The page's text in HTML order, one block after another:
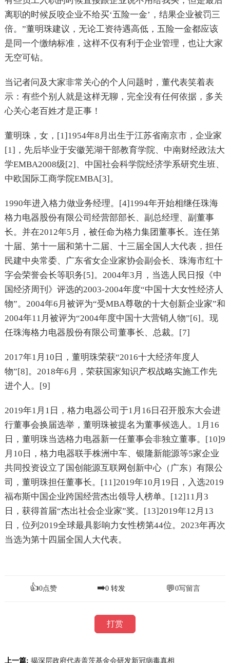
离职的时候反咬企业不给买‘五险一金’，结果企业被罚三
倍。”董明珠建议，无论工资待遇高低，五险一金都应该
是同一个缴纳标准，这样不仅有利于企业管理，也让大家
无空可钻。
当记者问及大家非常关心的个人问题时，董代表笑着表
示：有些个别人就是这样无聊，完全没有任何依据，多关
心关心老百姓才是正事！
董明珠，女，[1]1954年8月出生于江苏省南京市，企业家
[1]，先后毕业于安徽芜湖干部教育学院、中南财经政法大
学EMBA2008级[2]、中国社会科学院经济学系研究生班、
中欧国际工商学院EMBA[3]。
1990年进入格力做业务经理。[4]1994年开始相继任珠海
格力电器股份有限公司经营部部长、副总经理、副董事
长。并在2012年5月，被任命为格力集团董事长。连任第
十届、第十一届和第十二届、十三届全国人大代表，担任
民建中央常委、广东省女企业家协会副会长、珠海市红十
字会荣誉会长等职务[5]。2004年3月，当选人民日报《中
国经济周刊》评选的2003-2004年度“中国十大女性经济人
物”。2004年6月被评为“受MBA尊敬的十大创新企业家”和
2004年11月被评为“2004年度中国十大营销人物”[6]。现
任珠海格力电器股份有限公司董事长、总裁。[7]
2017年1月10日，董明珠荣获“2016十大经济年度人
物”[8]。2018年6月，荣获国家知识产权战略实施工作先
进个人。[9]
2019年1月1日，格力电器公司于1月16日召开股东大会进
行董事会换届选举，董明珠被提名为董事候选人。1月16
日，董明珠当选格力电器新一任董事会非独立董事。[10]9
月10日，格力电器联手株洲中车、银隆新能源等5家企业
共同投资设立了国创能源互联网创新中心（广东）有限公
司，董明珠担任董事长。[11]2019年10月19日，入选2019
福布斯中国企业跨国经营杰出领导人榜单。[12]11月3
日，获得首届“杰出社会企业家”奖。[13]2019年12月13
日，位列2019全球最具影响力女性榜第44位。2023年再次
当选为第十四届全国人大代表。
👍0点赞 ➡️0 转发 💬0写留言
打赏
上一篇: 揭深层政府代表盖茨基金会研发新冠病毒真相